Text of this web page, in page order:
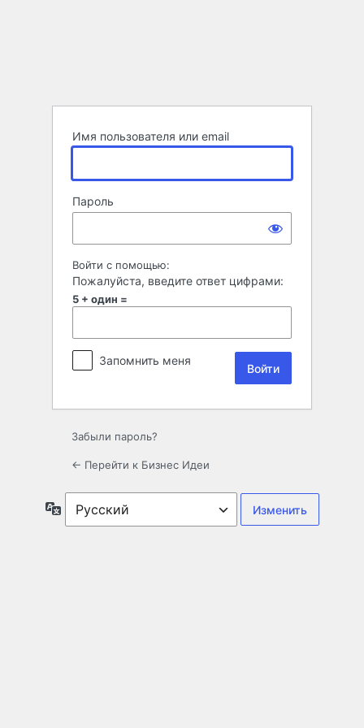
Имя пользователя или email
Пароль
Войти с помощью:
Пожалуйста, введите ответ цифрами:
5 + один =
Запомнить меня
Забыли пароль?
← Перейти к Бизнес Идеи
Язык